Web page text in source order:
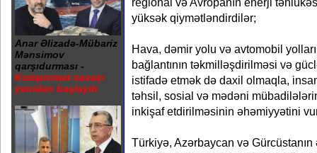
Anar Əlizadə-Mübariz
Mənsimov
qarşıdurması -
Kompromat savaşı
yenidən başlayıb
yüksək qiymətləndirdilər;
Hava, dəmir yolu və avtomobil
bağlantının təkmilləşdirilməsi və
istifadə etmək də daxil olmaqla,
təhsil, sosial və mədəni
inkişaf etdirilməsinin əhəmiyyətini
Türkiyə, Azərbaycan və